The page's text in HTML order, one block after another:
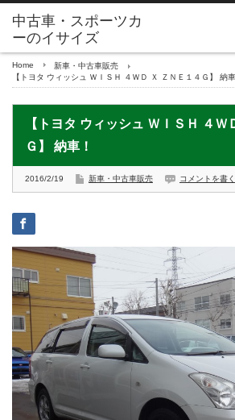
Home
新車・中古車販売
【トヨタ ウィッシュ ＷＩＳＨ ４ＷＤ Ｘ ＺＮＥ１４Ｇ】 納車
【トヨタ ウィッシュ ＷＩＳＨ ４Ｗ
Ｇ】 納車！
2016/2/19 新車・中古車販売 コメントを書く